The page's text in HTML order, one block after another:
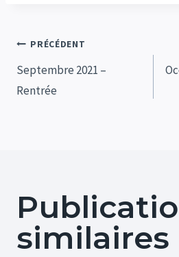
Navigation
de
PRÉCÉDENT
Septembre 2021 –
Rentrée
similaires